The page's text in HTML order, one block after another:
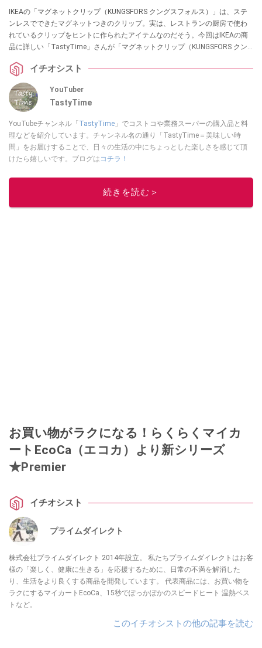
IKEAの「マグネットクリップ（KUNGSFORS クングスフォルス）」は、ステ
ンレスでできたマグネットつきのクリップ。実は、レストランの厨房で使わ
れているクリップをヒントに作られたアイテムなのだそう。今回はIKEAの商
品に詳しい「TastyTime」さんが「マグネットクリップ（KUNGSFORS クン
れました。キッチンや玄関などマグネットがある場所で使えるアイテムをお
探しの方
イチオシスト
YouTuber
TastyTime
YouTubeチャンネル「 TastyTime 」でコストコや業務スーパーの購入品と料
理などを紹介しています。チャンネル名の通り「TastyTime＝美味しい時
間」をお届けすることで、日々の生活の中にちょっとした楽しさを感じて頂
けたら嬉しいです。ブログは コチラ！
このイチオシストの他の記事を読む
続きを読む＞
お買い物がラクになる！らくらくマイカ
ートEcoCa（エコカ）より新シリーズ
★Premier
イチオシスト
プライムダイレクト
株式会社プライムダイレクト 2014年設立。 私たちプライムダイレクトはお客
様の「楽しく、健康に生きる」を応援するために、日常の不満を解消した
り、生活をより良くする商品を開発しています。 代表商品には、お買い物を
ラクにするマイカートEcoCa、15秒でぽっかぽかのスピードヒート 温熱ベス
トなど。
このイチオシストの他の記事を読む